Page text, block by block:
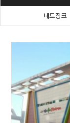
네드징크